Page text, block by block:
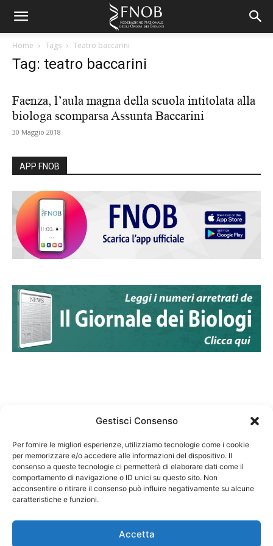
Gestisci Consenso
Per fornire le migliori esperienze, utilizziamo tecnologie come i cookie
per memorizzare e/o accedere alle informazioni del dispositivo. Il
consenso a queste tecnologie ci permetterà di elaborare dati come il
comportamento di navigazione o ID unici su questo sito. Non
acconsentire o ritirare il consenso può influire negativamente su alcune
caratteristiche e funzioni.
Accetta
Home Tags Teatro baccarini
Tag: teatro baccarini
Faenza, l’aula magna della scuola intitolata alla
biologa scomparsa Assunta Baccarini
30 Maggio 2018
APP FNOB
Federazione Nazionale Degli Ordini dei Biologi:
codice fiscale 80069130583
Responsabile sito internet www.fnob.it: Vincenzo